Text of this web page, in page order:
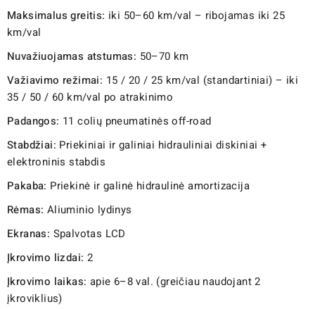
Maksimalus greitis: iki 50–60 km/val – ribojamas iki 25
km/val
Nuvažiuojamas atstumas: 50–70 km
Važiavimo režimai: 15 / 20 / 25 km/val (standartiniai) – iki
35 / 50 / 60 km/val po atrakinimo
Padangos: 11 colių pneumatinės off-road
Stabdžiai: Priekiniai ir galiniai hidrauliniai diskiniai +
elektroninis stabdis
Pakaba: Priekinė ir galinė hidraulinė amortizacija
Rėmas: Aliuminio lydinys
Ekranas: Spalvotas LCD
Įkrovimo lizdai: 2
Įkrovimo laikas: apie 6–8 val. (greičiau naudojant 2
įkroviklius)